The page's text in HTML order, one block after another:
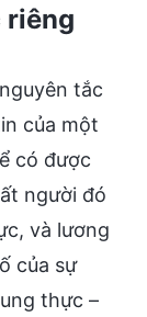
riêng
tắc
của một
có được
người đó
và lương
của sự
thực –